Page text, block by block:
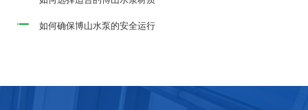
如何确保博山水泵的安全运行